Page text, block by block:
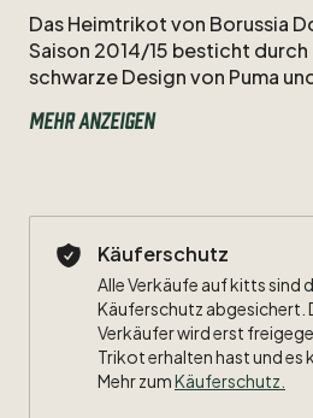
DasHeimtrikotvon Borussia
Saison 2014​/​15 besticht durch
schwarzeDesignvon Puma
wendigeMittelfeldspieler
SignalIdunaParkinErinnerung
Größe: L
50cm
Mehr anzeigen
Käuferschutz
Alle Verkäufe auf kitts sind
Käuferschutz abgesichert.
Verkäufer wird erst
Trikot erhalten hast und es
Mehr zumKäuferschutz